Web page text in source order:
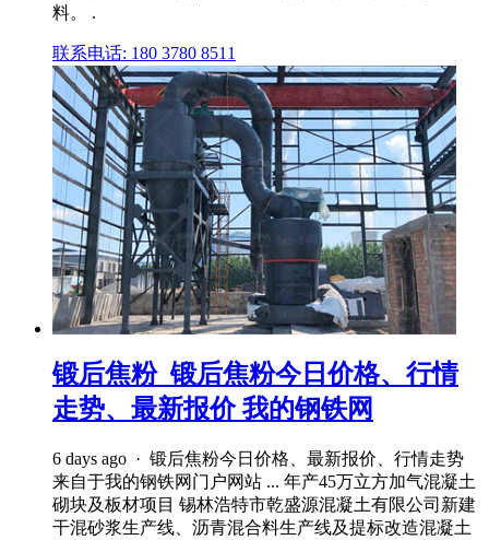
料。 .
联系电话: 180 3780 8511
锻后焦粉_锻后焦粉今日价格、行情
走势、最新报价 我的钢铁网
6 days ago · 锻后焦粉今日价格、最新报价、行情走势
来自于我的钢铁网门户网站 ... 年产45万立方加气混凝土
砌块及板材项目 锡林浩特市乾盛源混凝土有限公司新建
干混砂浆生产线、沥青混合料生产线及提标改造混凝土